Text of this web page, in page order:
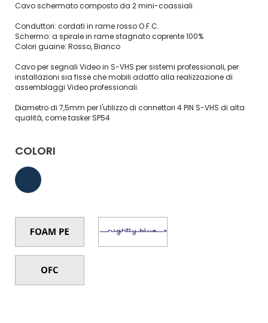
Cavo schermato composto da 2 mini-coassiali
Conduttori: cordati in rame rosso O.F.C.
Schermo: a spirale in rame stagnato coprente 100%
Colori guaine: Rosso, Bianco
Cavo per segnali Video in S-VHS per sistemi professionali, per
installazioni sia fisse che mobili adatto alla realizzazione di
assemblaggi Video professionali.
Diametro di 7,5mm per l'utilizzo di connettori 4 PIN S-VHS di alta
qualità, come tasker SP54
COLORI